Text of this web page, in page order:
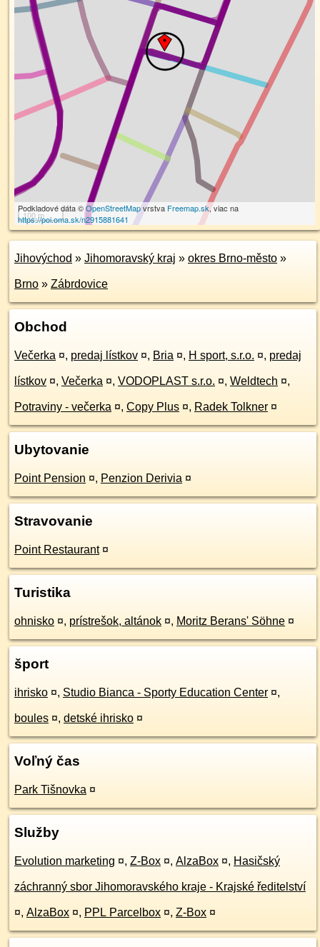
100 m
Podkladové dáta ©OpenStreetMapvrstva Freemap.sk, viac na
https://poi.oma.sk/n2915881641
Jihovýchod » Jihomoravský kraj » okres Brno-město »
Brno » Zábrdovice
Obchod
Večerka ¤, predaj lístkov ¤, Bria ¤, H sport, s.r.o. ¤, predaj
lístkov ¤, Večerka ¤, VODOPLAST s.r.o. ¤, Weldtech ¤,
Potraviny - večerka ¤, Copy Plus ¤, Radek Tolkner ¤
Ubytovanie
Point Pension ¤, Penzion Derivia ¤
Stravovanie
Point Restaurant ¤
Turistika
ohnisko ¤, prístrešok, altánok ¤, Moritz Berans' Söhne ¤
šport
ihrisko ¤, Studio Bianca - Sporty Education Center ¤,
boules ¤, detské ihrisko ¤
Voľný čas
Park Tišnovka ¤
Služby
Evolution marketing ¤, Z-Box ¤, AlzaBox ¤, Hasičský
záchranný sbor Jihomoravského kraje - Krajské ředitelství
¤, AlzaBox ¤, PPL Parcelbox ¤, Z-Box ¤